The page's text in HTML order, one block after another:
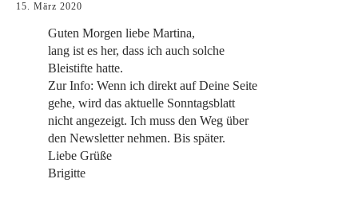
15. März 2020
Guten Morgen liebe Martina,
lang ist es her, dass ich auch solche
Bleistifte hatte.
Zur Info: Wenn ich direkt auf Deine Seite
gehe, wird das aktuelle Sonntagsblatt
nicht angezeigt. Ich muss den Weg über
den Newsletter nehmen. Bis später.
Liebe Grüße
Brigitte